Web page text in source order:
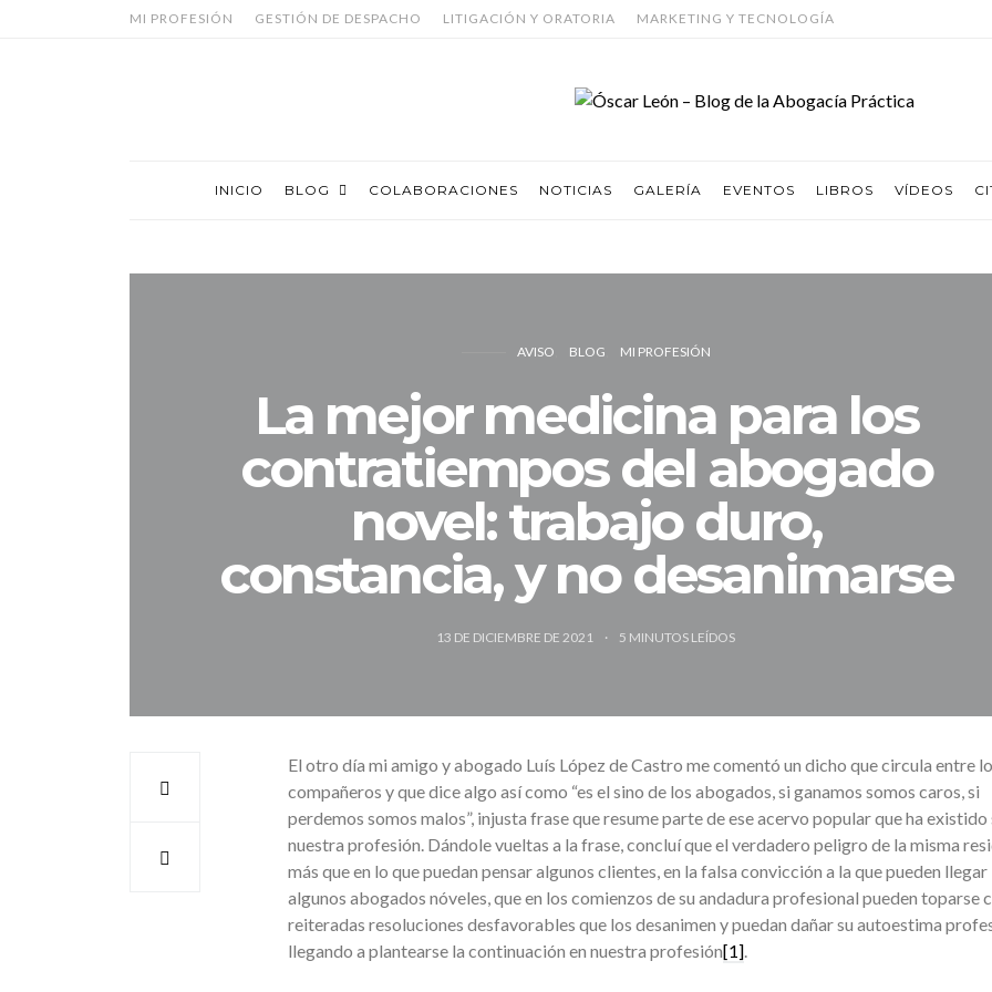
MI PROFESIÓN GESTIÓN DE DESPACHO LITIGACIÓN Y ORATORIA MARKETING Y TECNOLOGÍA
INICIO BLOG COLABORACIONES NOTICIAS GALERÍA EVENTOS LIBROS VÍDEOS
AVISO BLOG MI PROFESIÓN
La mejor medicina para los
contratiempos del abogado
novel: trabajo duro,
constancia, y no desanimarse
13 DE DICIEMBRE DE 2021 5 MINUTOS LEÍDOS
El otro día mi amigo y abogado Luís López de Castro me comentó un dicho que circula entre
compañeros y que dice algo así como “es el sino de los abogados, si ganamos somos caros, si
perdemos somos malos”, injusta frase que resume parte de ese acervo popular que ha
nuestra profesión. Dándole vueltas a la frase, concluí que el verdadero peligro de la misma
más que en lo que puedan pensar algunos clientes, en la falsa convicción a la que pueden llegar
algunos abogados nóveles, que en los comienzos de su andadura profesional pueden toparse
reiteradas resoluciones desfavorables que los desanimen y puedan dañar su autoestima
llegando a plantearse la continuación en nuestra profesión[1].